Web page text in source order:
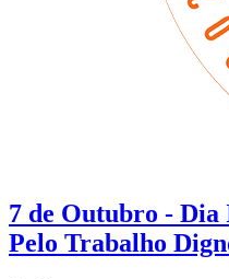
7 de Outubro -
Pelo Trabalho